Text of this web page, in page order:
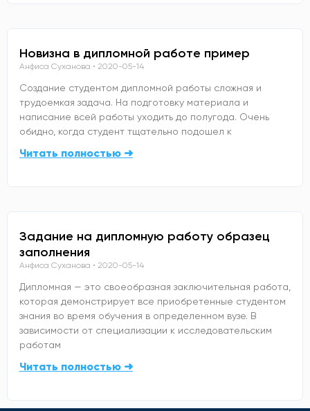
Новизна в дипломной работе пример
Анфиса Суханова 2020-05-14
Создание студентом дипломной работы сложная и
трудоемкая задача. На подготовку материала и
написание всей работы уходить до полугода. Очень
обидно, когда студент тщательно подошел к
Читать полностью ➜
Задание на дипломную работу образец
заполнения
Анфиса Суханова 2020-05-14
Дипломная — это своеобразная заключительная работа,
которая демонстрирует все приобретенные студентом
знания во время обучения в определенном вузе. В
зависимости от специализации к исследовательским
работам
Читать полностью ➜